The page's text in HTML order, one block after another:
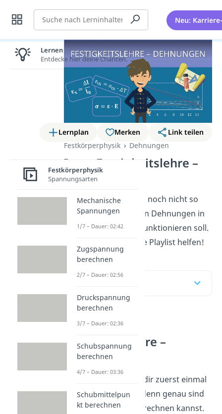
Suche Neu:
Lernplan Merken
Link teilen
Festkörperphysik
Dehnungen
Intro Festigkeitslehre –
Dehnungen
Na, verstehst du auch noch nicht so
richtig wie das mit den Dehnungen in
der Festigkeitslehre funktionieren soll.
Dann könnte dir diese Playlist helfen!
Gliederung
Festigkeitslehre –
Dehnungen
Hier erklären wir dir zuerst einmal
wasDehnungen
denn genau sind
und wie du sie berechnen kannst.
Lernen lohnt sich!
Entdecke hier deine Chancen.
Festkörperphysik
Spannungsarten
Mechanische
Spannungen
1/7 – Dauer: 02:42
Zugspannung
berechnen
2/7 – Dauer: 02:56
Druckspannung
berechnen
3/7 – Dauer: 02:36
Schubspannung
berechnen
4/7 – Dauer: 03:36
Schubmittelpun
kt berechnen